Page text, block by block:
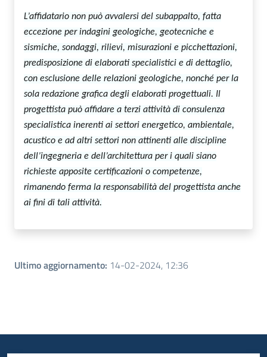
L’affidatario non può avvalersi del subappalto, fatta
eccezione per indagini geologiche, geotecniche e
sismiche, sondaggi, rilievi, misurazioni e picchettazioni,
predisposizione di elaborati specialistici e di dettaglio,
con esclusione delle relazioni geologiche, nonché per la
sola redazione grafica degli elaborati progettuali. Il
progettista può affidare a terzi attività di consulenza
specialistica inerenti ai settori energetico, ambientale,
acustico e ad altri settori non attinenti alle discipline
dell’ingegneria e dell’architettura per i quali siano
richieste apposite certificazioni o competenze,
rimanendo ferma la responsabilità del progettista anche
ai fini di tali attività.
Ultimo aggiornamento: 14-02-2024, 12:36